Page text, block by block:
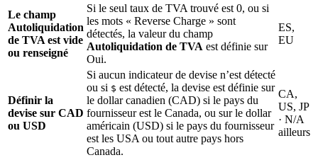
Le champ
Autoliquidation
de TVA est vide
ou renseigné
Si le seul taux de TVA trouvé est 0, ou si
les mots « Reverse Charge » sont
détectés, la valeur du champ
Autoliquidation de TVA est définie sur
Oui.
ES,
EU
Définir la
devise sur CAD
ou USD
Si aucun indicateur de devise n’est détecté
ou si $ est détecté, la devise est définie sur
le dollar canadien (CAD) si le pays du
fournisseur est le Canada, ou sur le dollar
américain (USD) si le pays du fournisseur
est les USA ou tout autre pays hors
Canada.
CA,
US, JP
· N/A
ailleurs